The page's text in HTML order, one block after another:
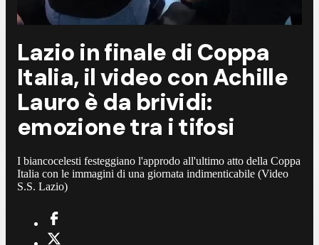
Lazio in finale di Coppa
Italia, il video con Achille
Lauro è da brividi:
emozione tra i tifosi
I biancocelesti festeggiano l'approdo all'ultimo atto della Coppa
Italia con le immagini di una giornata indimenticabile (Video
S.S. Lazio)